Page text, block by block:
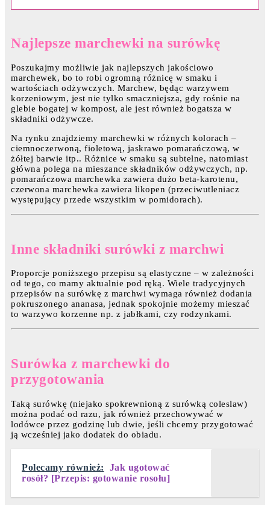
Najlepsze marchewki na surówkę
Poszukajmy możliwie jak najlepszych jakościowo
marchewek, bo to robi ogromną różnicę w smaku i
wartościach odżywczych. Marchew, będąc warzywem
korzeniowym, jest nie tylko smaczniejsza, gdy rośnie na
glebie bogatej w kompost, ale jest również bogatsza w
składniki odżywcze.
Na rynku znajdziemy marchewki w różnych kolorach –
ciemnoczerwoną, fioletową, jaskrawo pomarańczową, w
żółtej barwie itp.. Różnice w smaku są subtelne, natomiast
główna polega na mieszance składników odżywczych, np.
pomarańczowa marchewka zawiera dużo beta-karotenu,
czerwona marchewka zawiera likopen (przeciwutleniacz
występujący przede wszystkim w pomidorach).
Inne składniki surówki z marchwi
Proporcje poniższego przepisu są elastyczne – w zależności
od tego, co mamy aktualnie pod ręką. Wiele tradycyjnych
przepisów na surówkę z marchwi wymaga również dodania
pokruszonego ananasa, jednak spokojnie możemy mieszać
to warzywo korzenne np. z jabłkami, czy rodzynkami.
Surówka z marchewki do
przygotowania
Taką surówkę (niejako spokrewnioną z surówką coleslaw)
można podać od razu, jak również przechowywać w
lodówce przez godzinę lub dwie, jeśli chcemy przygotować
ją wcześniej jako dodatek do obiadu.
Polecamy również:
Jak ugotować
rosół? [Przepis: gotowanie rosołu]